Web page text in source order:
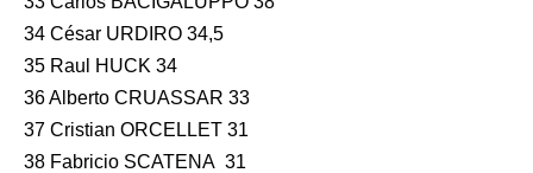
34 César URDIRO 34,5
35 Raul HUCK 34
36 Alberto CRUASSAR 33
37 Cristian ORCELLET 31
38 Fabricio SCATENA 31